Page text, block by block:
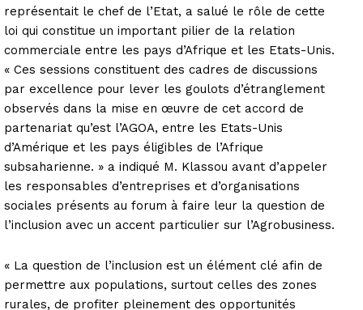
représentait le chef de l’Etat, a salué le rôle de cette
loi qui constitue un important pilier de la relation
commerciale entre les pays d’Afrique et les Etats-Unis.
« Ces sessions constituent des cadres de discussions
par excellence pour lever les goulots d’étranglement
observés dans la mise en œuvre de cet accord de
partenariat qu’est l’AGOA, entre les Etats-Unis
d’Amérique et les pays éligibles de l’Afrique
subsaharienne. » a indiqué M. Klassou avant d’appeler
les responsables d’entreprises et d’organisations
sociales présents au forum à faire leur la question de
l’inclusion avec un accent particulier sur l’Agrobusiness.
« La question de l’inclusion est un élément clé afin de
permettre aux populations, surtout celles des zones
rurales, de profiter pleinement des opportunités